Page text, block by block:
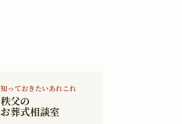
知っておきたいあれこれ
秩父の
お葬式相談室